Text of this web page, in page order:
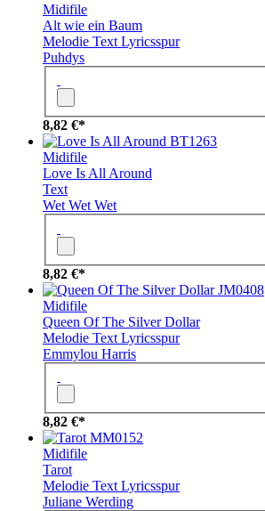
Midifile
Alt wie ein Baum
Melodie Text Lyricsspur
Puhdys
8,82 €*
BT1263
Midifile
Love Is All Around
Text
Wet Wet Wet
8,82 €*
JM0408
Midifile
Queen Of The Silver Dollar
Melodie Text Lyricsspur
Emmylou Harris
8,82 €*
MM0152
Midifile
Tarot
Melodie Text Lyricsspur
Juliane Werding